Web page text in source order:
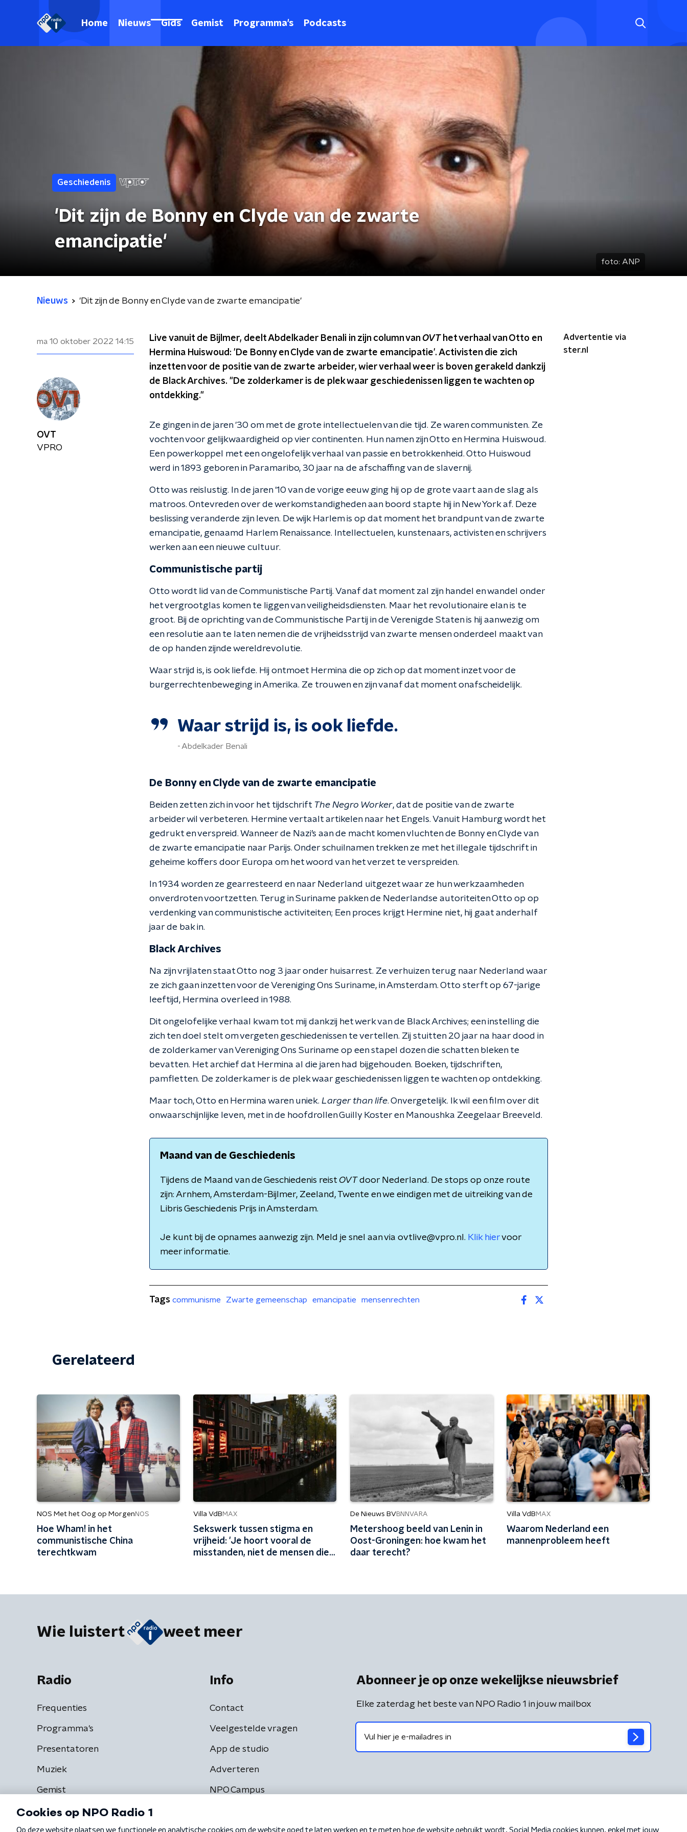
Home Nieuws Gids Gemist Programma's Podcasts
Geschiedenis
'Dit zijn de Bonny en Clyde van de zwarte
emancipatie '
foto: ANP
Nieuws 'Dit zijn de Bonny en Clyde van de zwarte emancipatie '
ma 10 oktober 2022 14:15 Live vanuit de Bijlmer, deelt Abdelkader Benali in zijn column van OVThet verhaal van Otto en
Hermina Huiswoud: 'De Bonny en Clyde van de zwarte emancipatie'. Activisten die zich
inzetten voor de positie van de zwarte arbeider, wier verhaal weer is boven gerakeld dankzij
de Black Archives. "De zolderkamer is de plek waar geschiedenissen liggen te wachten op
ontdekking."
Ze gingen in de jaren '30 om met de grote intellectuelen van die tijd. Ze waren communisten. Ze
vochten voor gelijkwaardigheid op vier continenten. Hun namen zijn Otto en Hermina Huiswoud.
Een powerkoppel met een ongelofelijk verhaal van passie en betrokkenheid. Otto Huiswoud
werd in 1893 geboren in Paramaribo, 30 jaar na de afschaffing van de slavernij.
Otto was reislustig. In de jaren '10 van de vorige eeuw ging hij op de grote vaart aan de slag als
matroos. Ontevreden over de werkomstandigheden aan boord stapte hij in New York af. Deze
beslissing veranderde zijn leven. De wijk Harlem is op dat moment het brandpunt van de zwarte
emancipatie, genaamd Harlem Renaissance. Intellectuelen, kunstenaars, activisten en schrijvers
werken aan een nieuwe cultuur.
Communistische partij
Otto wordt lid van de Communistische Partij. Vanaf dat moment zal zijn handel en wandel onder
het vergrootglas komen te liggen van veiligheidsdiensten. Maar het revolutionaire elan is te
groot. Bij de oprichting van de Communistische Partij in de Verenigde Staten is hij aanwezig om
een resolutie aan te laten nemen die de vrijheidsstrijd van zwarte mensen onderdeel maakt van
de op handen zijnde wereldrevolutie.
Waar strijd is, is ook liefde. Hij ontmoet Hermina die op zich op dat moment inzet voor de
burgerrechtenbeweging in Amerika. Ze trouwen en zijn vanaf dat moment onafscheidelijk.
Waar strijd is, is ook liefde.
Abdelkader Benali
De Bonny en Clyde van de zwarte emancipatie
Beiden zetten zich in voor het tijdschrift The Negro Worker, dat de positie van de zwarte
arbeider wil verbeteren. Hermine vertaalt artikelen naar het Engels. Vanuit Hamburg wordt het
gedrukt en verspreid. Wanneer de Nazi’s aan de macht komen vluchten de Bonny en Clyde van
de zwarte emancipatie naar Parijs. Onder schuilnamen trekken ze met het illegale tijdschrift in
geheime koffers door Europa om het woord van het verzet te verspreiden.
In 1934 worden ze gearresteerd en naar Nederland uitgezet waar ze hun werkzaamheden
onverdroten voortzetten. Terug in Suriname pakken de Nederlandse autoriteiten Otto op op
verdenking van communistische activiteiten; Een proces krijgt Hermine niet, hij gaat anderhalf
jaar de bak in.
Black Archives
Na zijn vrijlaten staat Otto nog 3 jaar onder huisarrest. Ze verhuizen terug naar Nederland waar
ze zich gaan inzetten voor de Vereniging Ons Suriname, in Amsterdam. Otto sterft op 67-jarige
leeftijd, Hermina overleed in 1988.
Dit ongelofelijke verhaal kwam tot mij dankzij het werk van de Black Archives; een instelling die
zich ten doel stelt om vergeten geschiedenissen te vertellen. Zij stuitten 20 jaar na haar dood in
de zolderkamer van Vereniging Ons Suriname op een stapel dozen die schatten bleken te
bevatten. Het archief dat Hermina al die jaren had bijgehouden. Boeken, tijdschriften,
pamfletten. De zolderkamer is de plek waar geschiedenissen liggen te wachten op ontdekking.
Maar toch, Otto en Hermina waren uniek. Larger than life. Onvergetelijk. Ik wil een film over dit
onwaarschijnlijke leven, met in de hoofdrollen Guilly Koster en Manoushka Zeegelaar Breeveld.
Maand van de Geschiedenis
Tijdens de Maand van de Geschiedenis reist OVTdoor Nederland. De stops op onze route
zijn: Arnhem, Amsterdam-Bijlmer, Zeeland, Twente en we eindigen met de uitreiking van de
Libris Geschiedenis Prijs in Amsterdam.
Je kunt bij de opnames aanwezig zijn. Meld je snel aan via ovtlive@vpro.nl. Klik hiervoor
meer informatie.
Advertentie via
ster.nl
OVT
VPRO
Tags communisme Zwarte gemeenschap emancipatie mensenrechten
Gerelateerd
NOS Met het Oog op Morgen NOS
Hoe Wham! in het
communistische China
terechtkwam
Villa VdB MAX
Sekswerk tussen stigma en
vrijheid: 'Je hoort vooral de
misstanden, niet de mensen die
De Nieuws BVBNNVARA
Metershoog beeld van Lenin in
Oost-Groningen: hoe kwam het
daar terecht?
Villa VdB MAX
Waarom Nederland een
mannenprobleem heeft
Wie luistert weet meer
Radio
Frequenties
Programma's
Presentatoren
Muziek
Gemist
Info
Contact
Veelgestelde vragen
App de studio
Adverteren
NPO Campus
Abonneer je op onze wekelijkse nieuwsbrief
Elke zaterdag het beste van NPO Radio 1 in jouw mailbox